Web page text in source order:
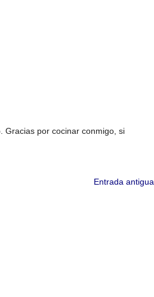
Gracias por cocinar conmigo, si
Entrada antigua